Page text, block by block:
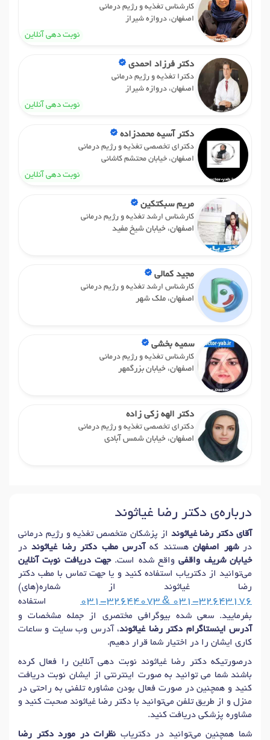
کارشناس تغذیه و رژیم درمانی
اصفهان، دروازه شیراز
نوبت دهی آنلاین
دکتر فرزاد احمدی
دکترا تغذیه و رژیم درمانی
اصفهان، دروازه شیراز
نوبت دهی آنلاین
دکتر آسیه محمدزاده
دکترای تخصصی تغذیه و رژیم درمانی
اصفهان، خیابان محتشم کاشانی
نوبت دهی آنلاین
مریم سبکتکین
کارشناس ارشد تغذیه و رژیم درمانی
اصفهان، خیابان شیخ مفید
مجید کمالی
کارشناس ارشد تغذیه و رژیم درمانی
اصفهان، ملک شهر
سمیه بخشی
کارشناس تغذیه و رژیم درمانی
اصفهان، خیابان بزرگمهر
دکتر الهه زکی زاده
دکترای تخصصی تغذیه و رژیم درمانی
اصفهان، خیابان شمس آبادی
درباره‌ی دکتر رضا غیاثوند
آقای دکتر رضا غیاثوند از پزشکان متخصص تغذیه و رژیم درمانی
درشهر اصفهانهستند که آدرس مطب دکتر رضا غیاثونددر
خیابان شریف واقفیواقع شده است.جهت دریافت نوبت آنلاین
می‌توانید از دکتریاب استفاده کنید و یا جهت تماس با مطب دکتر
رضا غیاثوند از شماره(های)
031-32644073 & 031-32643176 استفاده
بفرمایید. سعی شده بیوگرافی مختصری از جمله مشخصات و
آدرس اینستاگرام دکتر رضا غیاثوند، آدرس وب سایت و ساعات
کاری ایشان را در اختیار شما قرار دهیم.
درصورتیکه دکتر رضا غیاثوند نوبت دهی آنلاین را فعال کرده
باشند شما می توانید به صورت اینترنتی از ایشان نوبت دریافت
کنید و همچنین در صورت فعال بودن مشاوره تلفنی به راحتی در
منزل و از طریق تلفن می‌توانید با دکتر رضا غیاثوند صحبت کنید و
مشاوره پزشکی دریافت کنید.
شما همچنین می‌توانید در دکتریاب نظرات در مورد دکتر رضا